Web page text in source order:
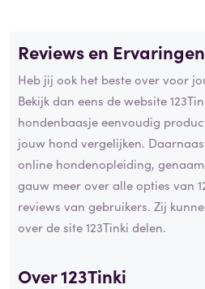
Reviews en
Heb jij ook het beste over voor
Bekijk dan eens de website
hondenbaasje eenvoudig
jouw hond vergelijken.
online hondenopleiding,
gauw meer over alle opties van
reviews van gebruikers. Zij
over de site 123Tinki delen.
Over 123Tinki